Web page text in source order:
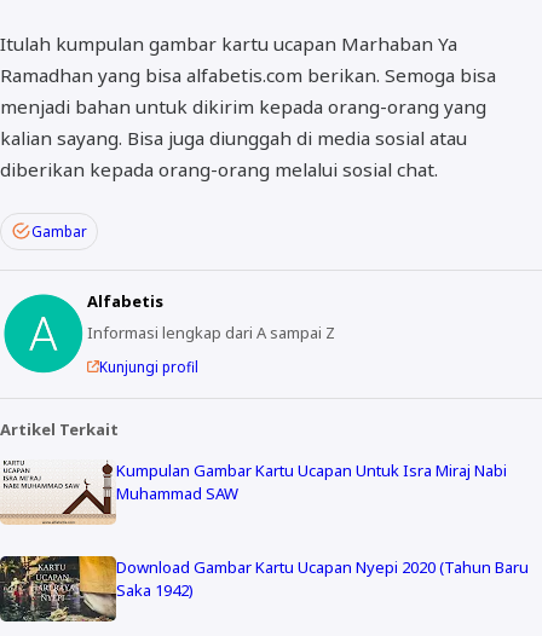
Itulah kumpulan gambar kartu ucapan Marhaban Ya
Ramadhan yang bisa alfabetis.com berikan. Semoga bisa
menjadi bahan untuk dikirim kepada orang-orang yang
kalian sayang. Bisa juga diunggah di media sosial atau
diberikan kepada orang-orang melalui sosial chat.
Gambar
Alfabetis
Informasi lengkap dari A sampai Z
Kunjungi profil
Artikel Terkait
Kumpulan Gambar Kartu Ucapan Untuk Isra Miraj Nabi
Muhammad SAW
Download Gambar Kartu Ucapan Nyepi 2020 (Tahun Baru
Saka 1942)